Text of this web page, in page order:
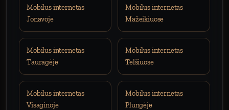
Mobilus internetas
Jonavoje
Mobilus internetas
Mažeikiuose
Mobilus internetas
Tauragėje
Mobilus internetas
Telšiuose
Mobilus internetas
Visaginoje
Mobilus internetas
Plungėje